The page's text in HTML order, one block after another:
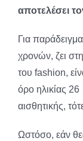
αποτελέσει
Για
χρονών, ζει
του fashion,
όρο ηλικίας
αισθητικής,
Ωστόσο, εάν